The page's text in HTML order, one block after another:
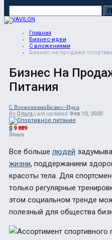
Главная
Бизнес-идеи
С вложениями
Бизнес на продаже
Бизнес На
Питания
С ВложениямиБизнес-Идеи
By Ольга Last updated Фев 10, 2020
0 9 889
Share
Все больше людей
жизни, поддержанием
красоты тела. Для
только регулярные
этом социальном тренде
полезный для общества